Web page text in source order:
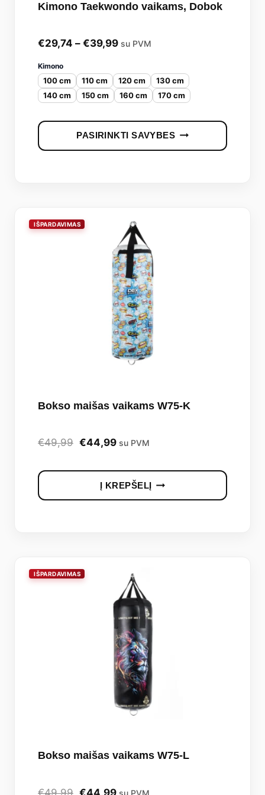
Kimono Taekwondo vaikams, Dobok
€29,74 – €39,99Price
€29,74
through
€39,99
su PVM
Kimono
100 cm 110 cm 120 cm
130 cm
140 cm
150 cm 160 cm 170 cm
PASIRINKTI SAVYBES
This
Bokso maišas vaikams W75-K
€49,99 Original
was:
€49,99.
€44,99Current
is:
€44,99.
su PVM
Į KREPŠELĮ
Bokso maišas vaikams W75-L
€49,99 Original
€44,99Current
su PVM